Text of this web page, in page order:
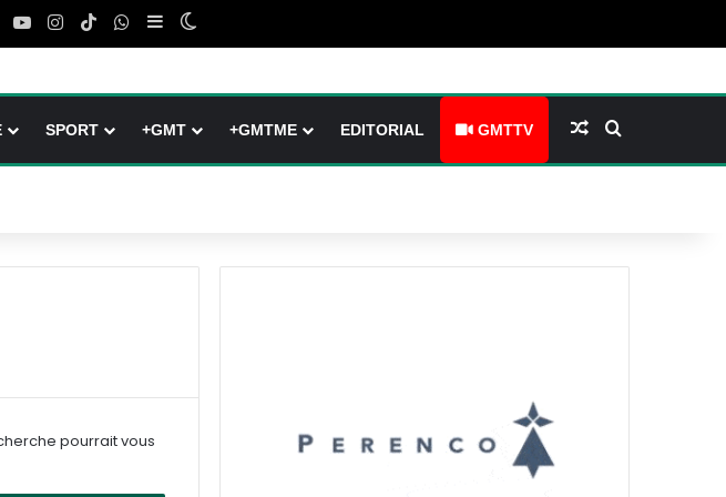
YouTubeInstagram
TikTokWhatsApp
Sidebar (barre latérale)
Switch skin
SPORT +GMT +GMTME EDITORIAL GMTTV Article Aléatoire
pourrait vous